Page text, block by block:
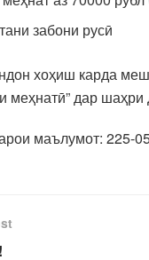
забони русӣ
хоҳиш карда
меҳнатӣ” дар
маълумот: 225-